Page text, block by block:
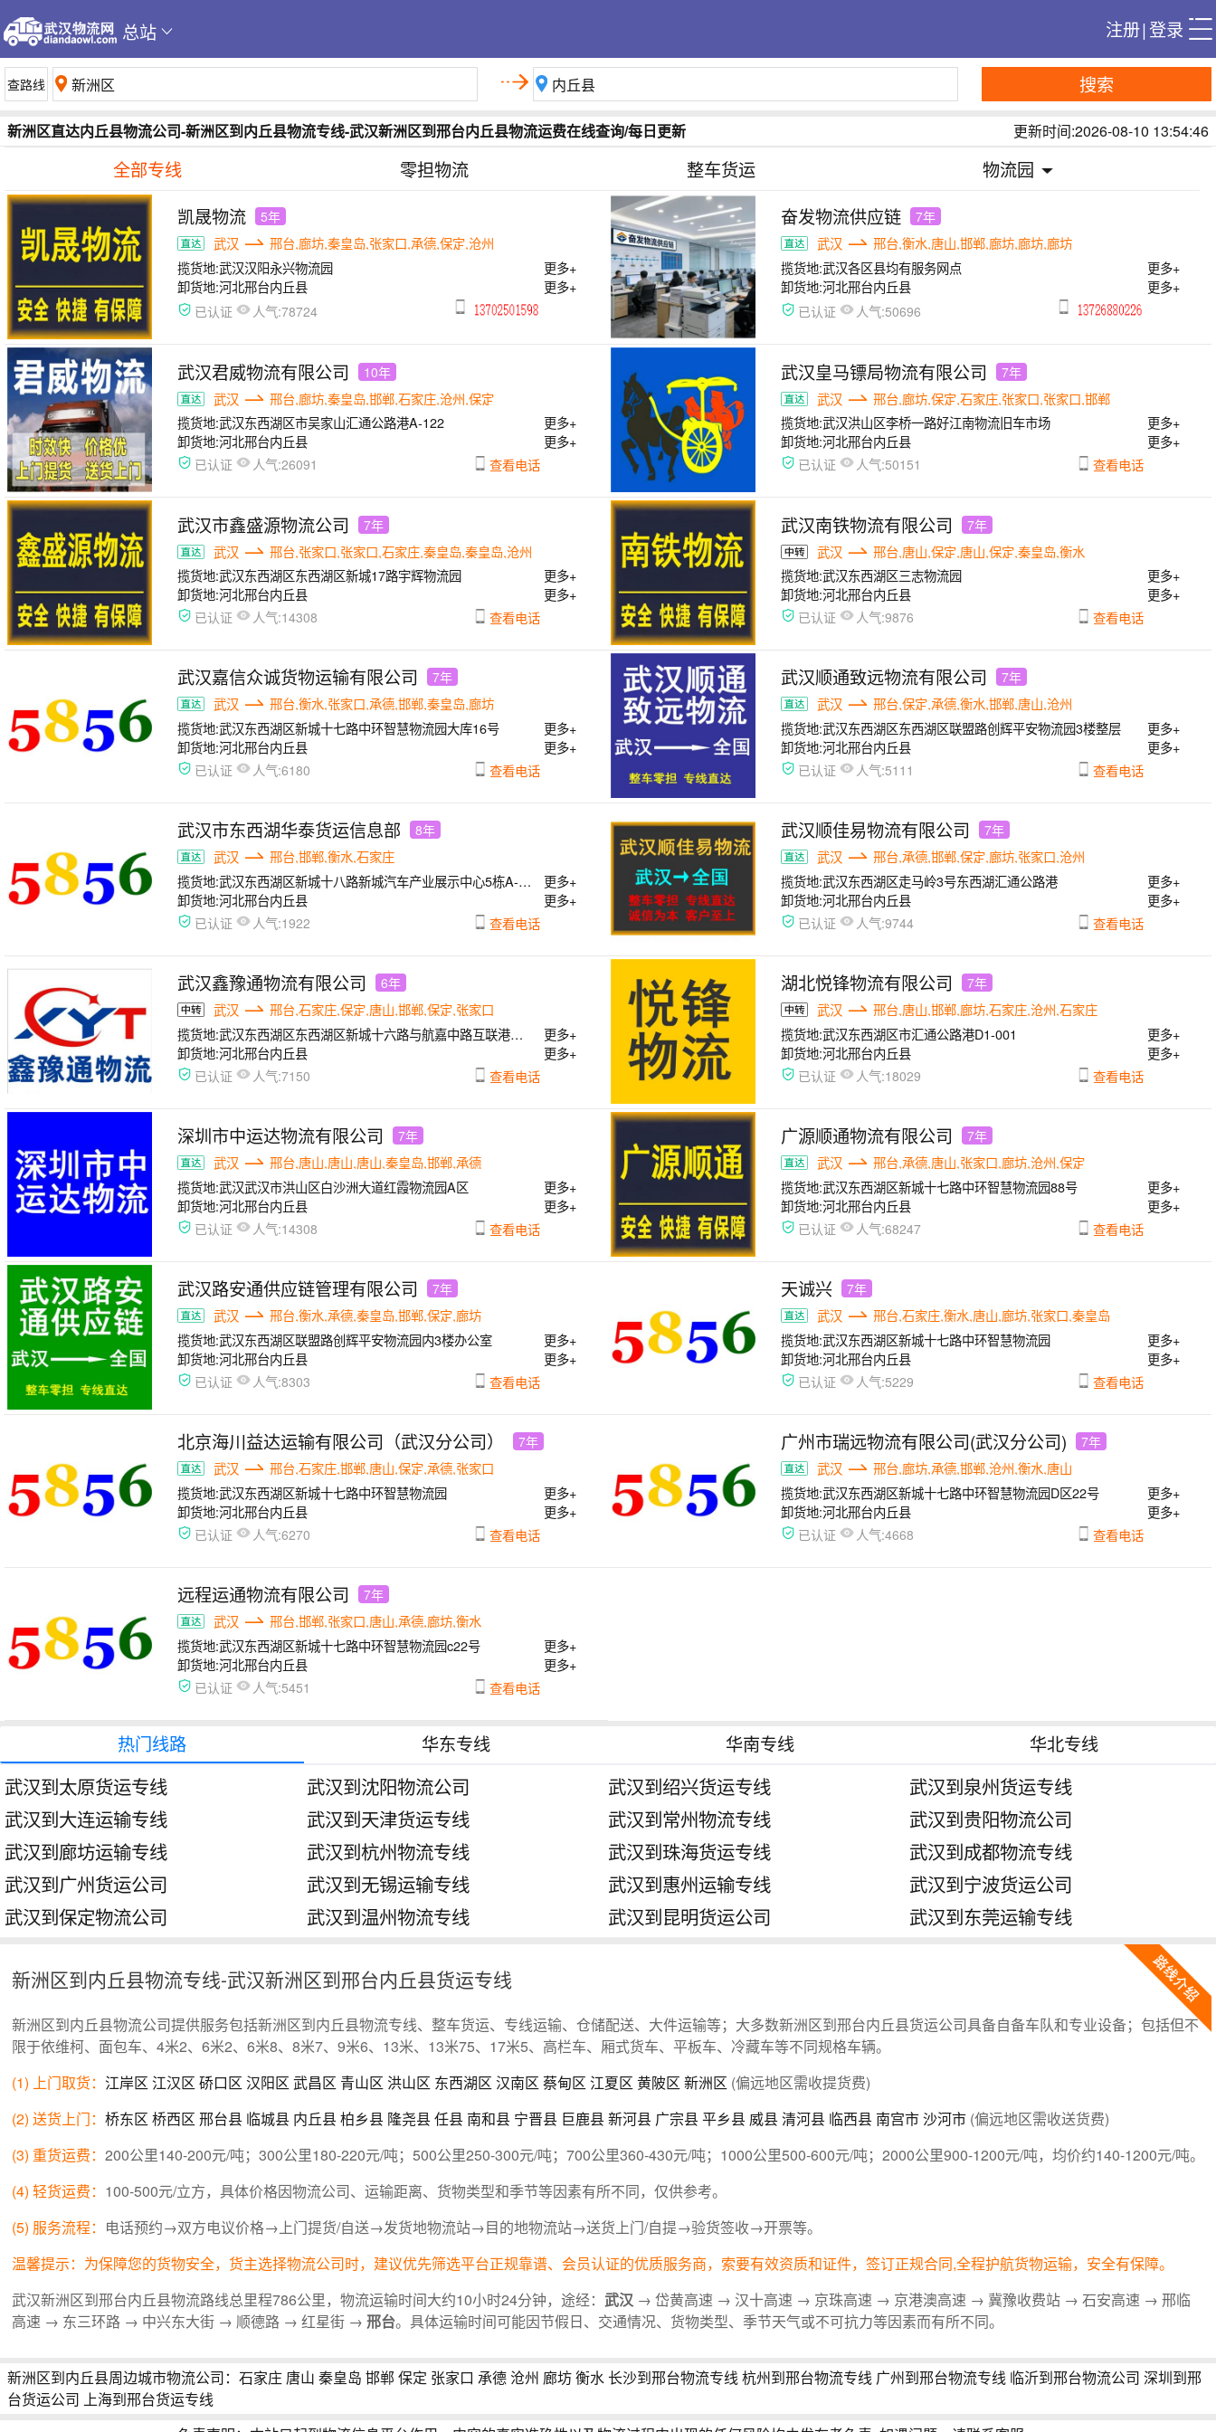
总站 注册|登录
搜索
更新时间:2026-08-10 13:54:46
新洲区直达内丘县物流公司-新洲区到内丘县物流专线-武汉新洲区到邢台内丘县物流运费在线查询/每日更新
全部专线 零担物流 整车货运
物流园
凯晟物流
5年
武汉
邢台,廊坊,秦皇岛,张家口,承德,保定,沧州
揽货地:武汉汉阳永兴物流园
更多+
卸货地:河北邢台内丘县 更多+
已认证 人气:78724
奋发物流供应链 7年
武汉
邢台,衡水,唐山,邯郸,廊坊,廊坊,廊坊
揽货地:武汉各区县均有服务网点
更多+
卸货地:河北邢台内丘县 更多+
已认证 人气:50696
武汉君威物流有限公司 10年
武汉
邢台,廊坊,秦皇岛,邯郸,石家庄,沧州,保定
揽货地:武汉东西湖区市吴家山汇通公路港A-122
更多+
卸货地:河北邢台内丘县 更多+
已认证 人气:26091 查看电话
武汉皇马镖局物流有限公司 7年
武汉
邢台,廊坊,保定,石家庄,张家口,张家口,邯郸
揽货地:武汉洪山区李桥一路好江南物流旧车市场
更多+
卸货地:河北邢台内丘县 更多+
已认证 人气:50151 查看电话
武汉市鑫盛源物流公司 7年
武汉
邢台,张家口,张家口,石家庄,秦皇岛,秦皇岛,沧州
揽货地:武汉东西湖区东西湖区新城17路宇辉物流园
更多+
卸货地:河北邢台内丘县 更多+
已认证 人气:14308 查看电话
武汉南铁物流有限公司 7年
武汉
邢台,唐山,保定,唐山,保定,秦皇岛,衡水
揽货地:武汉东西湖区三志物流园
更多+
卸货地:河北邢台内丘县 更多+
已认证 人气:9876 查看电话
武汉嘉信众诚货物运输有限公司 7年
武汉
邢台,衡水,张家口,承德,邯郸,秦皇岛,廊坊
揽货地:武汉东西湖区新城十七路中环智慧物流园大库16号
更多+
卸货地:河北邢台内丘县 更多+
已认证 人气:6180 查看电话
武汉顺通致远物流有限公司 7年
武汉
邢台,保定,承德,衡水,邯郸,唐山,沧州
揽货地:武汉东西湖区东西湖区联盟路创辉平安物流园3楼整层
更多+
卸货地:河北邢台内丘县 更多+
已认证 人气:5111 查看电话
武汉市东西湖华泰货运信息部 8年
武汉
邢台,邯郸,衡水,石家庄
揽货地:武汉东西湖区新城十八路新城汽车产业展示中心5栋A-16号
更多+
卸货地:河北邢台内丘县 更多+
已认证 人气:1922 查看电话
武汉顺佳易物流有限公司 7年
武汉
邢台,承德,邯郸,保定,廊坊,张家口,沧州
揽货地:武汉东西湖区走马岭3号东西湖汇通公路港
更多+
卸货地:河北邢台内丘县 更多+
已认证 人气:9744 查看电话
武汉鑫豫通物流有限公司 6年
武汉
邢台,石家庄,保定,唐山,邯郸,保定,张家口
揽货地:武汉东西湖区东西湖区新城十六路与航嘉中路互联港物流园A栋
更多+
卸货地:河北邢台内丘县 更多+
已认证 人气:7150 查看电话
湖北悦锋物流有限公司 7年
武汉
邢台,唐山,邯郸,廊坊,石家庄,沧州,石家庄
揽货地:武汉东西湖区市汇通公路港D1-001
更多+
卸货地:河北邢台内丘县 更多+
已认证 人气:18029 查看电话
深圳市中运达物流有限公司 7年
武汉
邢台,唐山,唐山,唐山,秦皇岛,邯郸,承德
揽货地:武汉武汉市洪山区白沙洲大道红霞物流园A区
更多+
卸货地:河北邢台内丘县 更多+
已认证 人气:14308 查看电话
广源顺通物流有限公司 7年
武汉
邢台,承德,唐山,张家口,廊坊,沧州,保定
揽货地:武汉东西湖区新城十七路中环智慧物流园88号
更多+
卸货地:河北邢台内丘县 更多+
已认证 人气:68247 查看电话
武汉路安通供应链管理有限公司 7年
武汉
邢台,衡水,承德,秦皇岛,邯郸,保定,廊坊
揽货地:武汉东西湖区联盟路创辉平安物流园内3楼办公室
更多+
卸货地:河北邢台内丘县 更多+
已认证 人气:8303 查看电话
天诚兴 7年
武汉
邢台,石家庄,衡水,唐山,廊坊,张家口,秦皇岛
揽货地:武汉东西湖区新城十七路中环智慧物流园
更多+
卸货地:河北邢台内丘县 更多+
已认证 人气:5229 查看电话
北京海川益达运输有限公司（武汉分公司） 7年
武汉
邢台,石家庄,邯郸,唐山,保定,承德,张家口
揽货地:武汉东西湖区新城十七路中环智慧物流园
更多+
卸货地:河北邢台内丘县 更多+
已认证 人气:6270 查看电话
广州市瑞远物流有限公司(武汉分公司) 7年
武汉
邢台,廊坊,承德,邯郸,沧州,衡水,唐山
揽货地:武汉东西湖区新城十七路中环智慧物流园D区22号
更多+
卸货地:河北邢台内丘县 更多+
已认证 人气:4668 查看电话
远程运通物流有限公司 7年
武汉
邢台,邯郸,张家口,唐山,承德,廊坊,衡水
揽货地:武汉东西湖区新城十七路中环智慧物流园c22号
更多+
卸货地:河北邢台内丘县 更多+
已认证 人气:5451 查看电话
热门线路 华东专线 华南专线 华北专线
武汉到太原货运专线 武汉到沈阳物流公司 武汉到绍兴货运专线
武汉到泉州货运专线
武汉到大连运输专线
武汉到天津货运专线 武汉到常州物流专线
武汉到贵阳物流公司
武汉到廊坊运输专线
武汉到杭州物流专线 武汉到珠海货运专线
武汉到成都物流专线
武汉到广州货运公司
武汉到无锡运输专线 武汉到惠州运输专线
武汉到宁波货运公司
武汉到保定物流公司
武汉到温州物流专线 武汉到昆明货运公司 武汉到东莞运输专线
新洲区到内丘县物流专线-武汉新洲区到邢台内丘县货运专线
新洲区到内丘县物流公司提供服务包括新洲区到内丘县物流专线、整车货运、专线运输、仓储配送、大件运输等；大多数新洲区到邢台内丘县货运公司具备自备车队和专业设备；包括但不
限于依维柯、面包车、4米2、6米2、6米8、8米7、9米6、13米、13米75、17米5、高栏车、厢式货车、平板车、冷藏车等不同规格车辆。
(1) 上门取货： 江岸区 江汉区 硚口区 汉阳区 武昌区 青山区 洪山区 东西湖区 汉南区 蔡甸区 江夏区 黄陂区 新洲区 (偏远地区需收提货费)
(2) 送货上门： 桥东区 桥西区 邢台县 临城县 内丘县柏乡县 隆尧县任县 南和县 宁晋县 巨鹿县新河县 广宗县平乡县 威县清河县 临西县 南宫市沙河市 (偏远地区需收送货费)
(3) 重货运费： 200公里140-200元/吨；300公里180-220元/吨；500公里250-300元/吨；700公里360-430元/吨；1000公里500-600元/吨；2000公里900-1200元/吨，均价约140-1200元/吨。
(4) 轻货运费： 100-500元/立方，具体价格因物流公司、运输距离、货物类型和季节等因素有所不同，仅供参考。
(5) 服务流程： 电话预约→双方电议价格→上门提货/自送→发货地物流站→目的地物流站→送货上门/自提→验货签收→开票等。
温馨提示：为保障您的货物安全，货主选择物流公司时，建议优先筛选平台正规靠谱、会员认证的优质服务商，索要有效资质和证件，签订正规合同,全程护航货物运输，安全有保障。
武汉新洲区到邢台内丘县物流路线总里程786公里，物流运输时间大约10小时24分钟，途经： 武汉 → 岱黄高速 → 汉十高速 → 京珠高速 → 京港澳高速 → 冀豫收费站 → 石安高速 → 邢临
高速 → 东三环路 → 中兴东大街 → 顺德路 → 红星街 → 邢台。具体运输时间可能因节假日、交通情况、货物类型、季节天气或不可抗力等因素而有所不同。
新洲区到内丘县周边城市物流公司： 石家庄 唐山 秦皇岛 邯郸 保定 张家口 承德 沧州 廊坊衡水长沙到邢台物流专线杭州到邢台物流专线 广州到邢台物流专线 临沂到邢台物流公司 深圳到邢
台货运公司 上海到邢台货运专线